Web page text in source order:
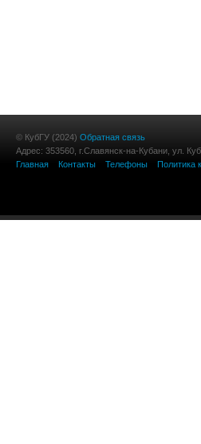
© КубГУ (2024) Обратная связь
Адрес: 353560, г.Славянск-на-Кубани, ул.
Главная
Контакты Телефоны Политика